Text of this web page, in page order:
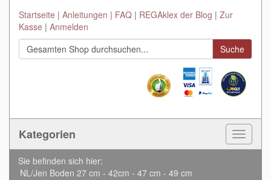
Startseite Anleitungen FAQ REGAklex der Blog
Zur
Kasse
Anmelden
Suche
Kategorien
Toggle
Sie befinden sich hier:
NL/Jen Boden 27 cm - 42cm - 47 cm - 49 cm